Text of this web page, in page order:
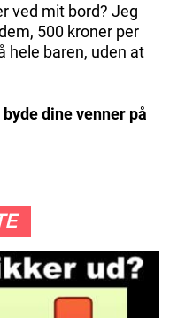
ved mit bord? Jeg
500 kroner per
hele baren, uden at
dine venner på